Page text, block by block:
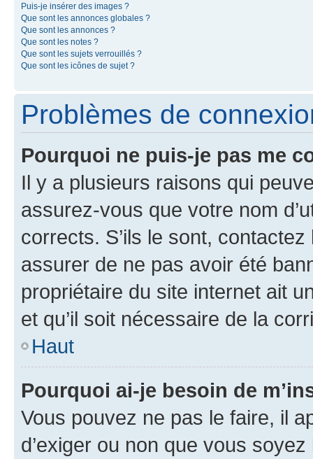
Puis-je insérer des images ?
Que sont les annonces globales ?
Que sont les annonces ?
Que sont les notes ?
Que sont les sujets verrouillés ?
Que sont les icônes de sujet ?
Problèmes de
Pourquoi ne puis-je pas me
Il y a plusieurs raisons qui
assurez-vous que votre nom
corrects. S’ils le sont,
assurer de ne pas avoir été
propriétaire du site internet ait
et qu’il soit nécessaire de la
Haut
Pourquoi ai-je besoin de
Vous pouvez ne pas le faire, il
d’exiger ou non que vous